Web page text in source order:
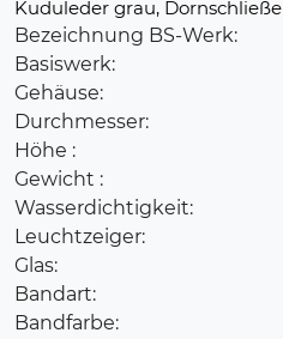
Kuduleder grau, Dornschließe
Bezeichnung BS-Werk:
Basiswerk:
Gehäuse:
Durchmesser:
Höhe :
Gewicht :
Wasserdichtigkeit:
Leuchtzeiger:
Glas:
Bandart:
Bandfarbe: